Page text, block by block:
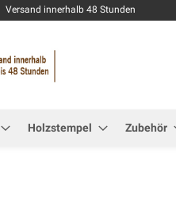
Versand innerhalb 48 Stunden
Holzstempel Zubehör